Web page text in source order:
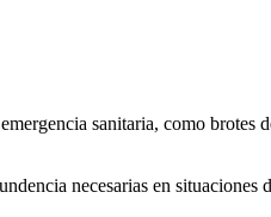
sanitaria, como brotes
necesarias en situaciones